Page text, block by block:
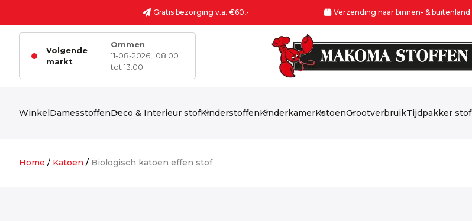
Gratis bezorging v.a. €60,- Verzending naar binnen- & buitenland
Volgende
markt
Ommen
11-08-2026,
08:00
tot 13:00
WinkelDamesstoffenDeco & Interieur stofKinderstoffenKinderkamerKatoenGrootverbruikTijdpakker stof
Home / Katoen / Biologisch katoen effen stof